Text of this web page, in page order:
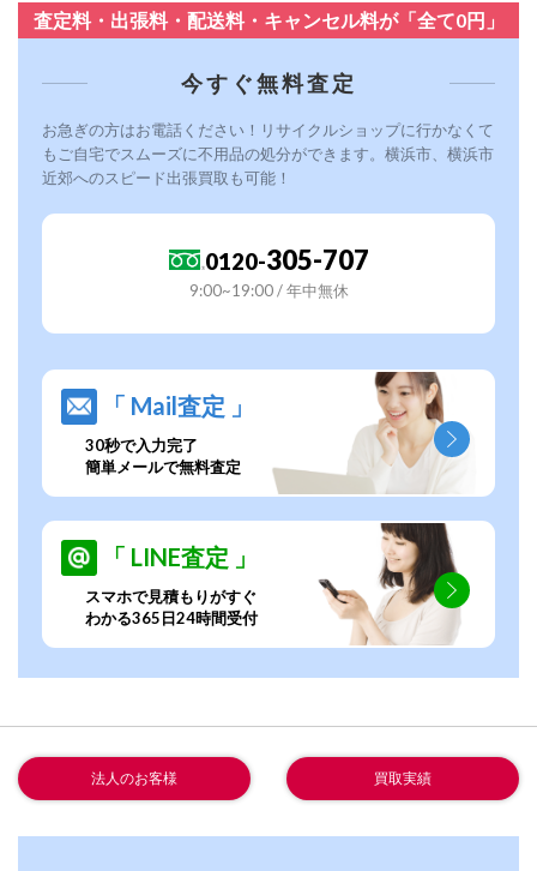
査定料・出張料・配送料・キャンセル料が「全て0円」
今すぐ無料査定
お急ぎの方はお電話ください！リサイクルショップに行かなくて
もご自宅でスムーズに不用品の処分ができます。横浜市、横浜市
近郊へのスピード出張買取も可能！
0120-305-707
9:00~19:00 / 年中無休
「 Mail査定 」
30秒で入力完了
簡単メールで無料査定
「 LINE査定 」
スマホで見積もりがすぐ
わかる365日24時間受付
法人のお客様 買取実績